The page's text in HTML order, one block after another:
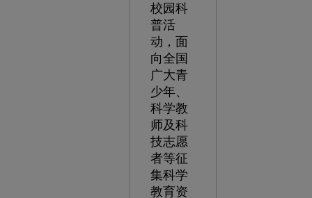
校园科
普活
动，面
向全国
广大青
少年、
科学教
师及科
技志愿
者等征
集科学
教育资